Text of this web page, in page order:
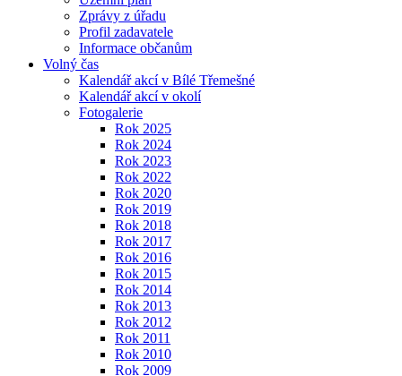
Zprávy z úřadu
Profil zadavatele
Informace občanům
Volný čas
Kalendář akcí v Bílé Třemešné
Kalendář akcí v okolí
Fotogalerie
Rok 2025
Rok 2024
Rok 2023
Rok 2022
Rok 2020
Rok 2019
Rok 2018
Rok 2017
Rok 2016
Rok 2015
Rok 2014
Rok 2013
Rok 2012
Rok 2011
Rok 2010
Rok 2009